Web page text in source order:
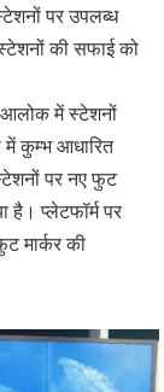
पर उपलब्ध
की सफाई को
आलोक में स्टेशनों
में कुम्भ आधारित
पर नए फुट
है। प्लेटफॉर्म पर
मार्कर की